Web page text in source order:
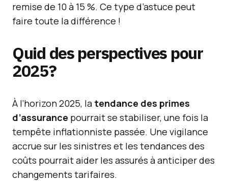
remise de 10 à 15 %. Ce type d’astuce peut
faire toute la différence !
Quid des perspectives pour
2025?
À l’horizon 2025, la tendance des primes
d’assurance pourrait se stabiliser, une fois la
tempête inflationniste passée. Une vigilance
accrue sur les sinistres et les tendances des
coûts pourrait aider les assurés à anticiper des
changements tarifaires.